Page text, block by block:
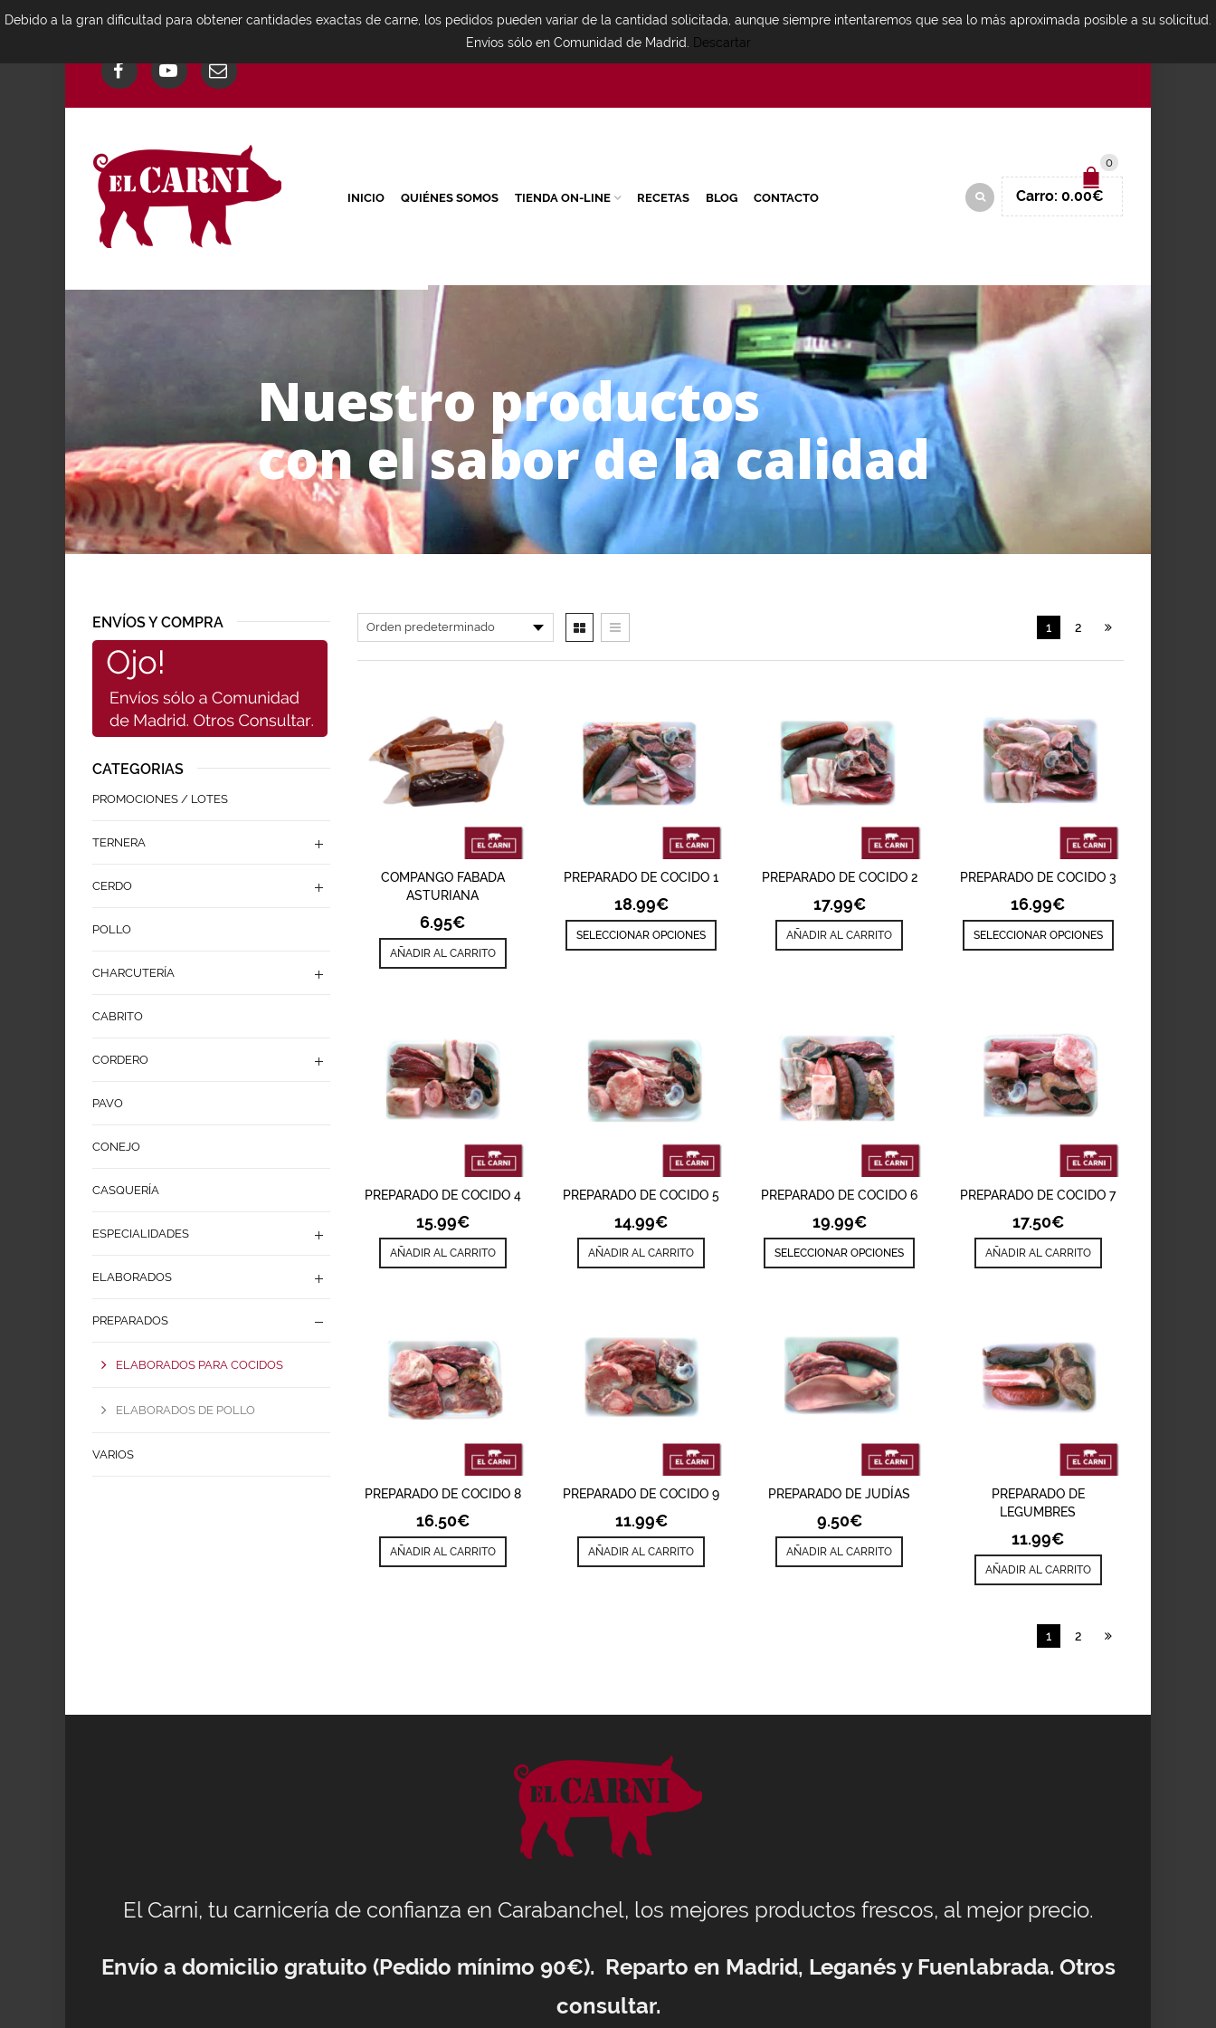
INICIO QUIÉNES SOMOS TIENDA ON-LINE RECETAS BLOG CONTACTO
0
Carro: 0.00€
Nuestro productos
con el sabor de la calidad
1 2
AÑADIR VISTA RÁPIDA
COMPANGO FABADA
ASTURIANA
6.95€
AÑADIR AL CARRITO
AÑADIR VISTA RÁPIDA
PREPARADO DE COCIDO 1
18.99€
SELECCIONAR OPCIONES
AÑADIR VISTA RÁPIDA
PREPARADO DE COCIDO 2
17.99€
AÑADIR AL CARRITO
AÑADIR VISTA RÁPIDA
PREPARADO DE COCIDO 3
16.99€
SELECCIONAR OPCIONES
AÑADIR VISTA RÁPIDA
PREPARADO DE COCIDO 4
15.99€
AÑADIR AL CARRITO
AÑADIR VISTA RÁPIDA
PREPARADO DE COCIDO 5
14.99€
AÑADIR AL CARRITO
AÑADIR VISTA RÁPIDA
PREPARADO DE COCIDO 6
19.99€
SELECCIONAR OPCIONES
AÑADIR VISTA RÁPIDA
PREPARADO DE COCIDO 7
17.50€
AÑADIR AL CARRITO
AÑADIR VISTA RÁPIDA
PREPARADO DE COCIDO 8
16.50€
AÑADIR AL CARRITO
AÑADIR VISTA RÁPIDA
PREPARADO DE COCIDO 9
11.99€
AÑADIR AL CARRITO
AÑADIR VISTA RÁPIDA
PREPARADO DE JUDÍAS
9.50€
AÑADIR AL CARRITO
AÑADIR VISTA RÁPIDA
PREPARADO DE
LEGUMBRES
11.99€
AÑADIR AL CARRITO
1 2
ENVÍOS Y COMPRA
CATEGORIAS
PROMOCIONES / LOTES
TERNERA
CERDO
POLLO
CHARCUTERÍA
CABRITO
CORDERO
PAVO
CONEJO
CASQUERÍA
ESPECIALIDADES
ELABORADOS
PREPARADOS
ELABORADOS PARA COCIDOS
ELABORADOS DE POLLO
VARIOS
El Carni, tu carnicería de confianza en Carabanchel, los mejores productos frescos, al mejor precio.
Envío a domicilio gratuito (Pedido mínimo 90€). Reparto en Madrid, Leganés y Fuenlabrada. Otros
consultar.
Debido a la gran dificultad para obtener cantidades exactas de carne, los pedidos pueden variar de la cantidad solicitada, aunque siempre intentaremos que sea lo más aproximada posible a su solicitud.
Envíos sólo en Comunidad de Madrid.
Descartar